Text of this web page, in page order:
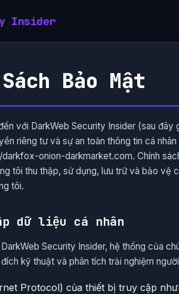
Insider
Bảo Mật
với DarkWeb Security Insider (sau
riêng tư và sự an toàn thông tin cá
onion-darkmarket.com. Chính
tôi thu thập, sử dụng, lưu trữ và bảo vệ
tôi.
dữ liệu cá nhân
Security Insider, hệ thống của
kỹ thuật và phân tích trải nghiệm
Protocol) của thiết bị truy cập